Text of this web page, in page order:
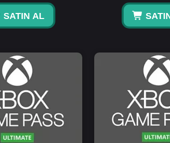
SATIN AL